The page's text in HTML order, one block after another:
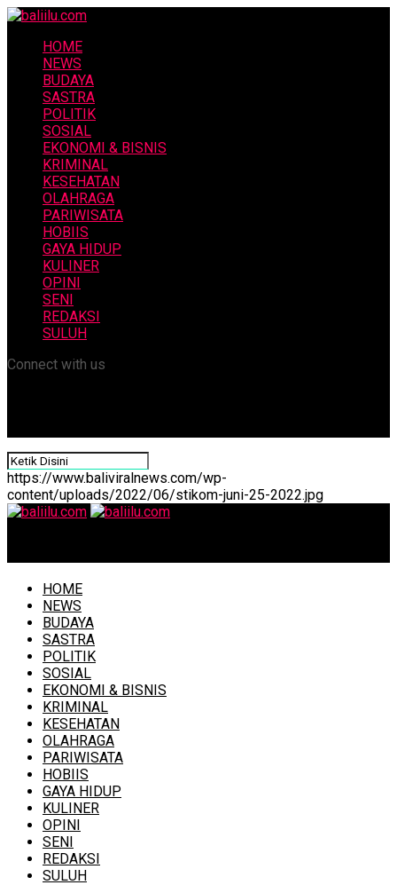
HOME
NEWS
BUDAYA
SASTRA
POLITIK
SOSIAL
EKONOMI & BISNIS
KRIMINAL
KESEHATAN
OLAHRAGA
PARIWISATA
HOBIIS
GAYA HIDUP
KULINER
OPINI
SENI
REDAKSI
SULUH
Connect with us
https://www.baliviralnews.com/wp-
content/uploads/2022/06/stikom-juni-25-2022.jpg
HOME
NEWS
BUDAYA
SASTRA
POLITIK
SOSIAL
EKONOMI & BISNIS
KRIMINAL
KESEHATAN
OLAHRAGA
PARIWISATA
HOBIIS
GAYA HIDUP
KULINER
OPINI
SENI
REDAKSI
SULUH